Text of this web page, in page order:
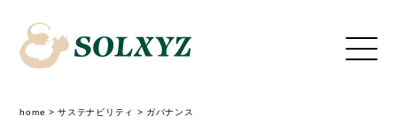
home >サステナビリティ > ガバナンス